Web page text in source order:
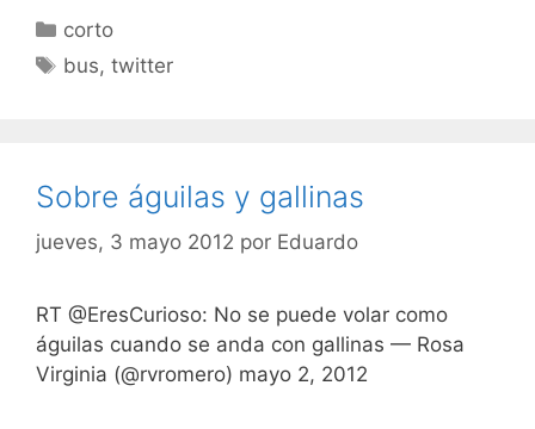
Categorías
corto
Etiquetas
bus,twitter
Sobre águilas y gallinas
jueves, 3 mayo 2012 por Eduardo
RT @EresCurioso: No se puede volar como
águilas cuando se anda con gallinas — Rosa
Virginia (@rvromero) mayo 2, 2012